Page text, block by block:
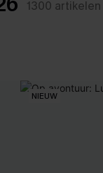
1300 artikelen
NIEUW